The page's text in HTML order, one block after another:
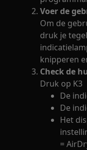
Voer de
Om de
druk je
knipperen
Check de
Druk op K3
De
De
Het
=